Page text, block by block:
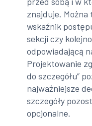
znajduje.
wskaźnik
sekcji czy
odpowiadającą
Projektowanie
do szczegółu”
najważniejsze
szczegóły
opcjonalne.